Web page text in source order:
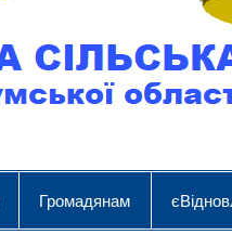
Громадянам